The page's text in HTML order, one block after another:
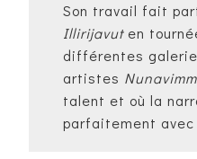
Son travail fait
Illirijavuten
différentes
artistes
talent et où la
parfaitement avec